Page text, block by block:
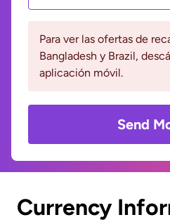
Para ver las ofertas de
Bangladesh y Brazil,
aplicación móvil.
Send
Currency